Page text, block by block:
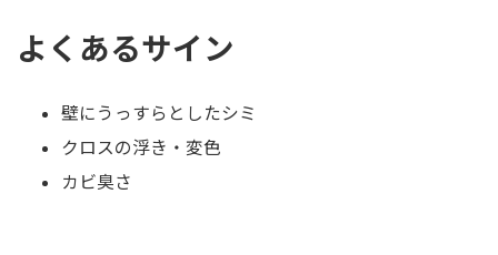
よくあるサイン
壁にうっすらとしたシミ
クロスの浮き・変色
カビ臭さ